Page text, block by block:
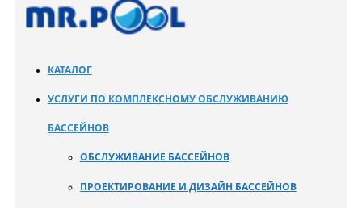
КАТАЛОГ
УСЛУГИ ПО КОМПЛЕКСНОМУ ОБСЛУЖИВАНИЮ
БАССЕЙНОВ
ОБСЛУЖИВАНИЕ БАССЕЙНОВ
ПРОЕКТИРОВАНИЕ И ДИЗАЙН БАССЕЙНОВ